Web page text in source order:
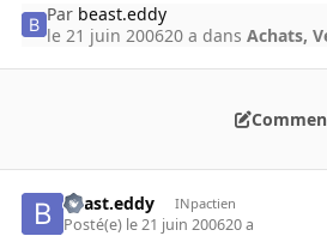
Par beast.eddy
le 21 juin 200620 a dansAchats,
beast.eddy INpactien
Posté(e) le 21 juin 200620 a